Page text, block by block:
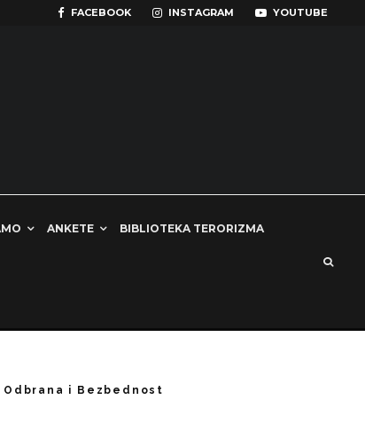
FACEBOOK INSTAGRAM YOUTUBE
ANKETE BIBLIOTEKA TERORIZMA
Odbrana i Bezbednost